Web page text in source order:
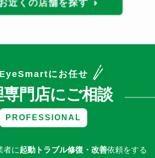
近くの店舗を探す
EyeSmartにお任せ
門店にご相談
PROFESSIONAL
者に起動トラブル修復・改善依頼をする